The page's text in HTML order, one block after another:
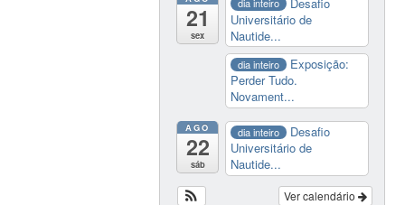
21
sex
Universitário de
Nautide...
dia inteiro
Exposição:
Perder Tudo.
Novament...
AGO
22
sáb
dia inteiro
Desafio
Universitário de
Nautide...
Ver calendário